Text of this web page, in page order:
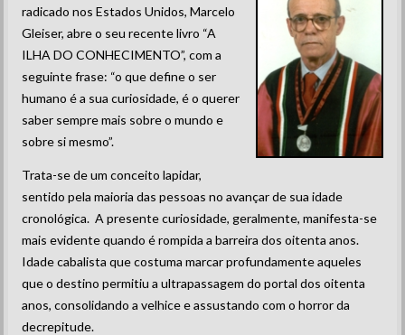
radicado nos Estados Unidos, Marcelo
Gleiser, abre o seu recente livro “A
ILHA DO CONHECIMENTO”, com a
seguinte frase: “o que define o ser
humano é a sua curiosidade, é o querer
saber sempre mais sobre o mundo e
sobre si mesmo”.
Trata-se de um conceito lapidar,
sentido pela maioria das pessoas no avançar de sua idade
cronológica. A presente curiosidade, geralmente, manifesta-se
mais evidente quando é rompida a barreira dos oitenta anos.
Idade cabalista que costuma marcar profundamente aqueles
que o destino permitiu a ultrapassagem do portal dos oitenta
anos, consolidando a velhice e assustando com o horror da
decrepitude.